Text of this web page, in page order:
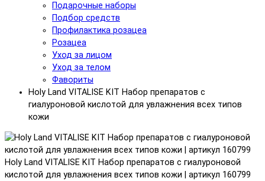
Подарочные наборы
Подбор средств
Профилактика розацеа
Розацеа
Уход за лицом
Уход за телом
Фавориты
Holy Land VITALISE KIT Набор препаратов с
гиалуроновой кислотой для увлажнения всех типов
кожи
Holy Land VITALISE KIT Набор препаратов с гиалуроновой
кислотой для увлажнения всех типов кожи | артикул 160799